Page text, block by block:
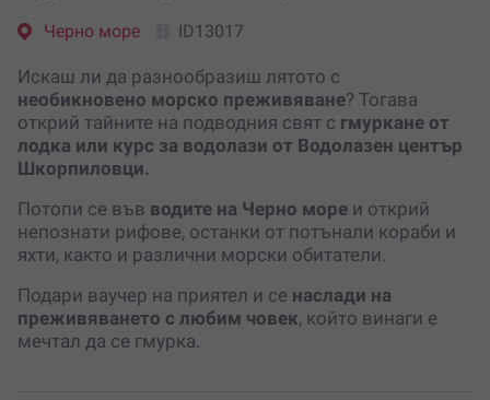
Черно море ID13017
Искаш ли да разнообразиш лятото с
необикновено морско преживяване? Тогава
открий тайните на подводния свят с гмуркане от
лодка или курс за водолази от Водолазен център
Шкорпиловци.
Потопи се във водите на Черно море и открий
непознати рифове, останки от потънали кораби и
яхти, както и различни морски обитатели.
Подари ваучер на приятел и се наслади на
преживяването с любим човек, който винаги е
мечтал да се гмурка.